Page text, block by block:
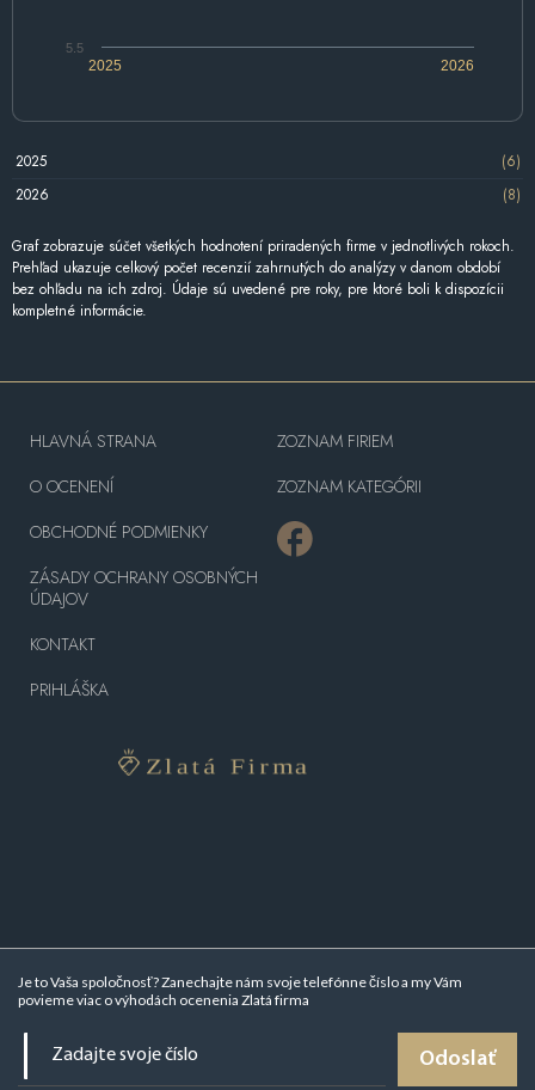
2025 2026
5.5
2025
(6)
2026
(8)
Graf zobrazuje súčet všetkých hodnotení priradených firme v jednotlivých rokoch.
Prehľad ukazuje celkový počet recenzií zahrnutých do analýzy v danom období
bez ohľadu na ich zdroj. Údaje sú uvedené pre roky, pre ktoré boli k dispozícii
kompletné informácie.
Je to Vaša spoločnosť? Zanechajte nám svoje telefónne číslo a my Vám
povieme viac ovýhodách ocenenia Zlatá firma
Odoslať
HLAVNÁ STRANA
O OCENENÍ
OBCHODNÉ PODMIENKY
ZÁSADY OCHRANY OSOBNÝCH
ÚDAJOV
KONTAKT
PRIHLÁŠKA
ZOZNAM FIRIEM
ZOZNAM KATEGÓRII